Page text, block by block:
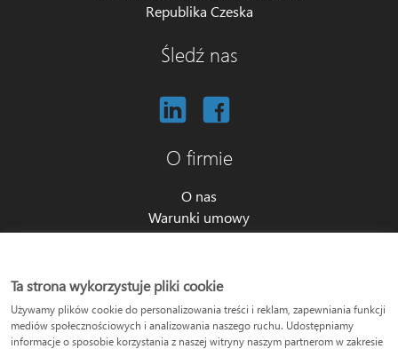
Republika Czeska
Śledź nas
O firmie
O nas
Warunki umowy
Przetwarzanie danych osobowych
Program partnerski
O produkcie
Ta strona wykorzystuje pliki cookie
Używamy plików cookie do personalizowania treści i reklam, zapewniania funkcji
mediów społecznościowych i analizowania naszego ruchu. Udostępniamy
informacje o sposobie korzystania z naszej witryny naszym partnerom w zakresie